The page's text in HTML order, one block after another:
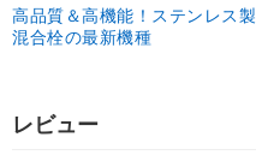
高品質＆高機能！ステンレス製
混合栓の最新機種
レビュー